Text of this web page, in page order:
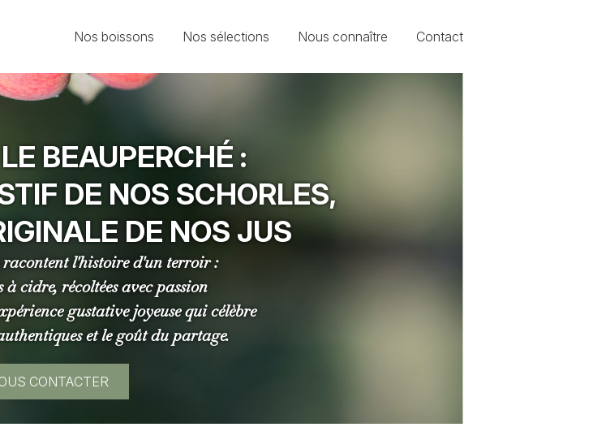
Nos boissons Nos sélections Nous connaître Contact
BEAUPERCHÉ :
DE NOS SCHORLES,
DE NOS JUS
racontent l'histoire d'un terroir :
à cidre, récoltées avec passion
gustative joyeusequi célèbre
et le goût du partage.
CONTACTER